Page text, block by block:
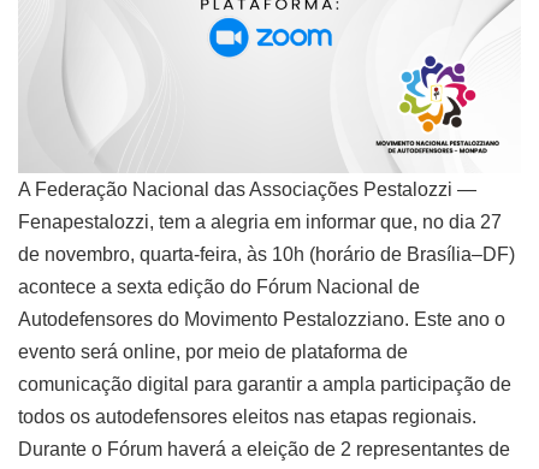
A Federação Nacional das Associações Pestalozzi —
Fenapestalozzi, tem a alegria em informar que, no dia 27
de novembro, quarta-feira, às 10h (horário de Brasília–DF)
acontece a sexta edição do Fórum Nacional de
Autodefensores do Movimento Pestalozziano. Este ano o
evento será online, por meio de plataforma de
comunicação digital para garantir a ampla participação de
todos os autodefensores eleitos nas etapas regionais.
Durante o Fórum haverá a eleição de 2 representantes de